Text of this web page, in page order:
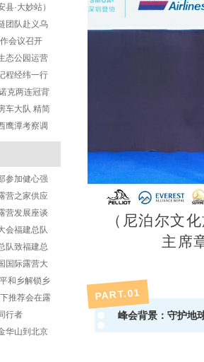
团城市更新
·大妙站）
自行车赛激
团队赴义乌
露营产业
会议召开
态公园运营
市绿地活化
程经纬一行
贸易中心
克两连冠背
案
车大队 精简
鹰潭考察调
链合一”破
参加健心强
2026百城万
结束！
营之家供应
产业合作蓝
营发展座谈
会福建总队
成功！
队致福建总
国际露营大
郑州实地考
和乡解锁乡
推荐会在露
举办
行者
华山到北京
（尼泊尔文
主席
PART.01
峰会背景：守护地